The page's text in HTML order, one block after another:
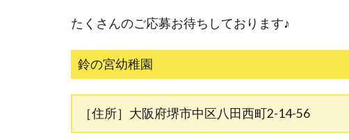
たくさんのご応募お待ちしております♪
鈴の宮幼稚園
［住所］大阪府堺市中区八田西町2-14-56